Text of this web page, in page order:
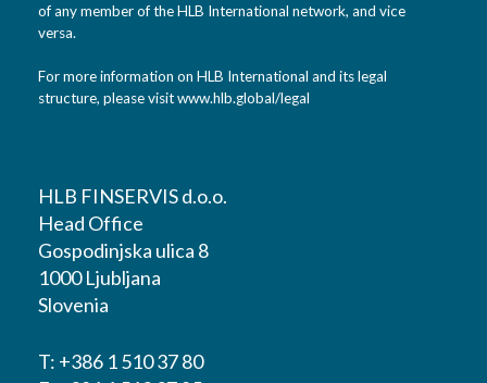
of any member of the HLB International network, and vice
versa.
For more information on HLB International and its legal
structure, please visitwww.hlb.global/legal
HLB FINSERVIS d.o.o.
Head Office
Gospodinjska ulica 8
1000 Ljubljana
Slovenia
T: +386 1 510 37 80